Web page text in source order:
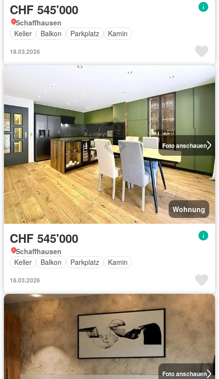
CHF 545'000
Schaffhausen
Keller
Balkon Parkplatz Kamin
18.03.2026
Foto anschauen
Wohnung
CHF 545'000
Schaffhausen
Keller
Balkon Parkplatz Kamin
18.03.2026
Foto anschauen